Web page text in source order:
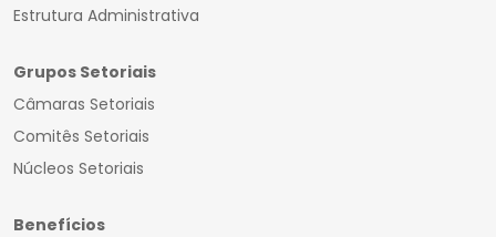
Estrutura Administrativa
Grupos Setoriais
Câmaras Setoriais
Comitês Setoriais
Núcleos Setoriais
Benefícios